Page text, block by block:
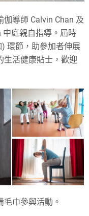
導師 Calvin Chan 及
中庭親自指導。屆時
) 環節 ，助參加者伸展
生活健康貼士，歡迎
巾參與活動。